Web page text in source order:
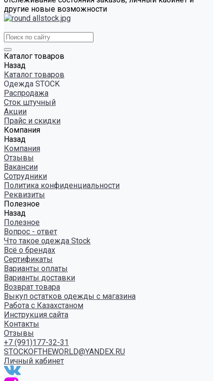
другие новые возможности
Каталог товаров
Назад
Каталог товаров
Одежда STOCK
Распродажа
Сток штучный
Акции
Прайс и скидки
Компания
Назад
Компания
Отзывы
Вакансии
Сотрудники
Политика конфиденциальности
Реквизиты
Полезное
Назад
Полезное
Вопрос - ответ
Что такое одежда Stock
Всё о брендах
Сертификаты
Варианты оплаты
Варианты доставки
Возврат товара
Выкуп остатков одежды с магазина
Работа с Казахстаном
Инструкция сайта
Контакты
Отзывы
+7 (991)177-32-31
STOCKOFTHEWORLD@YANDEX.RU
Личный кабинет